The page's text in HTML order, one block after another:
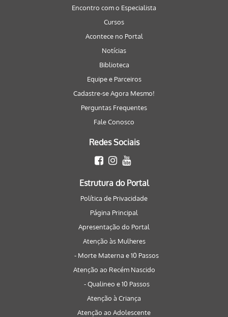
Encontro com o Especialista
Cursos
Acontece no Portal
Notícias
Biblioteca
Equipe e Parceiros
Cadastre-se Agora Mesmo!
Perguntas Frequentes
Fale Conosco
Redes Sociais
Estrutura do Portal
Política de Privacidade
Página Principal
Apresentação do Portal
Atenção às Mulheres
- Morte Materna e 10 Passos
Atenção ao Recém Nascido
- Qualineo e 10 Passos
Atenção à Criança
Atenção ao Adolescente